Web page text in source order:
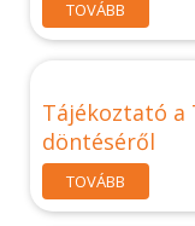
TOVÁBB
Tájékoztató a
döntéséről
TOVÁBB